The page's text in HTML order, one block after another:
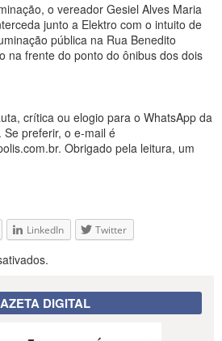
o vereador Gesiel Alves Maria
junto a Elektro com o intuito de
pública na Rua Benedito
na frente do ponto do ônibus dos dois
crítica ou elogio para o WhatsApp da
preferir, o e-mail é
. Obrigado pela leitura, um
LinkedIn Twitter
DIGITAL